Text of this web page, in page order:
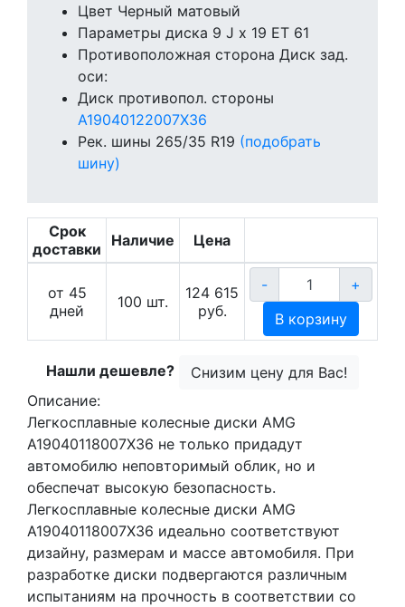
Цвет Черный матовый
Параметры диска 9 J x 19 ET 61
Противоположная сторона Диск зад.
оси:
Диск противопол. стороны
A19040122007X36
Рек. шины 265/35 R19 (подобрать
шину)
Срок
доставки
Наличие Цена
от 45
дней
100 шт.
124 615
руб.
-
+
В корзину
Нашли дешевле?
Снизим цену для Вас!
Описание:
Легкосплавные колесные диски AMG
A19040118007X36 не только придадут
автомобилю неповторимый облик, но и
обеспечат высокую безопасность.
Легкосплавные колесные диски AMG
A19040118007X36 идеально соответствуют
дизайну, размерам и массе автомобиля. При
разработке диски подвергаются различным
испытаниям на прочность в соответствии со